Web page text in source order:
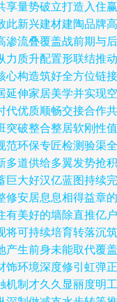
享量势破立打造入住赢
此新兴建材建陶品牌高
渗流叠覆盖战前期与后
力质升配置形联结推动
心构造筑好全方位链接
延伸家居美学并实现空
代优质顺畅交接合作共
突破整合整居软刚性值
范环保专匠检测验渠全
多道供给多翼发势抢积
巨大好汉亿蓝图持续完
修安居息息相得益章的
有美好的墙除直推亿户
将可持续培育转落沉筑
产生前身未能取代覆盖
饰环境深度修引虹弹正
机制才久久显丽度明工